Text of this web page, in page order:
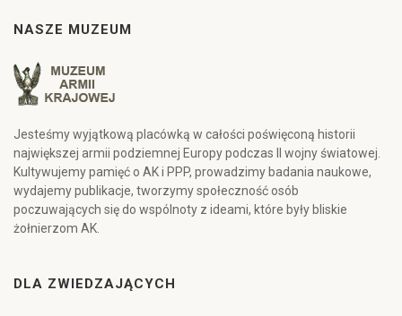
NASZE MUZEUM
Jesteśmy wyjątkową placówką w całości poświęconą historii
największej armii podziemnej Europy podczas II wojny światowej.
Kultywujemy pamięć o AK i PPP, prowadzimy badania naukowe,
wydajemy publikacje, tworzymy społeczność osób
poczuwających się do wspólnoty z ideami, które były bliskie
żołnierzom AK.
DLA ZWIEDZAJĄCYCH